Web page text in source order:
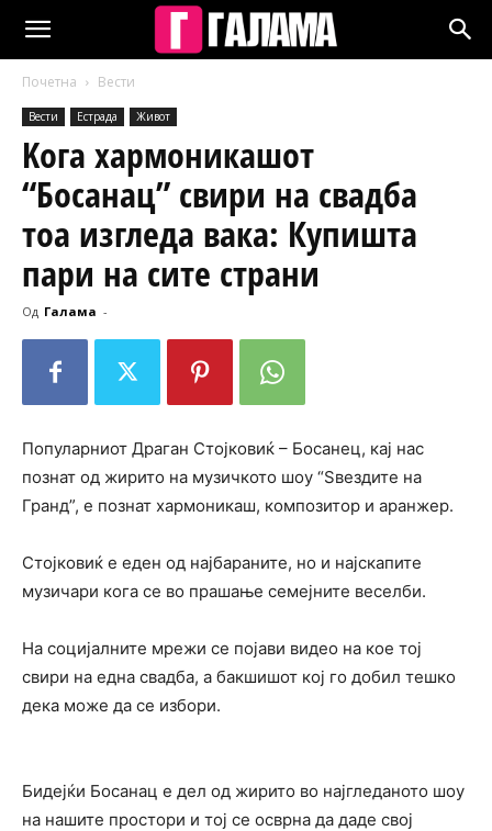
Почетна Вести
Вести Естрада Живот
Koга хармоникашот
“Босанац” свири на свадба
тоа изгледа вака: Купишта
пари на сите страни
Од Галама -
Популарниот Драган Стојковиќ – Босанец, кај нас
познат од жирито на музичкото шоу “Ѕвездите на
Гранд”, е познат хармоникаш, композитор и аранжер.
Стојковиќ е еден од најбараните, но и најскапите
музичари кога се во прашање семејните веселби.
На социјалните мрежи се појави видео на кое тој
свири на една свадба, а бакшишот кој го добил тешко
дека може да се избори.
Бидејќи Босанац е дел од жирито во најгледаното шоу
на нашите простори и тој се осврна да даде свој